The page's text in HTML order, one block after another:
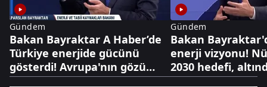
Gündem
Bakan Bayraktar A Haber’de
Türkiye enerjide gücünü
gösterdi! Avrupa'nın gözü
Türk gazında
Gündem
Bakan
enerji vizyonu!
2030 hedefi,
dolarlık hazine